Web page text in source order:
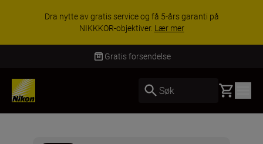
Dra nytte av gratis service og få 5-års garanti på
NIKKKOR-objektiver. Lær mer
Gratis forsendelse
Søk Basket